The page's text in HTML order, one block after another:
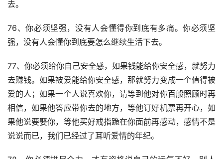
去。
76、你必须坚强，没有人会懂得你到底有多痛。你必须坚
强，没有人会懂你到底要怎么继续生活下去。
77、你必须给你自己安全感，如果钱能给你安全感，就努力
去赚钱。如果被爱能给你安全感，那就努力变成一个值得被
爱的人；如果一个人说喜欢你，请等到他对你百般照顾时再
相信，如果他答应带你去的地方，等他订好机票再开心，如
果他说要娶你，等他买好戒指跪在你面前再感动，感情不是
说说而已，我们已经过了耳听爱情的年纪。